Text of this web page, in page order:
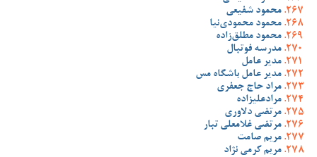
محمود شفیعی
محمود محمودی‌نیا
محمود مطلق‌زاده
مدرسه فوتبال
مدیر عامل
مدیر عامل باشگاه مس
مراد حاج جعفری
مرادعلیزاده
مرتضی دلاوری
مرتضی غلامعلی تبار
مریم صامت
مریم کرمی نژاد